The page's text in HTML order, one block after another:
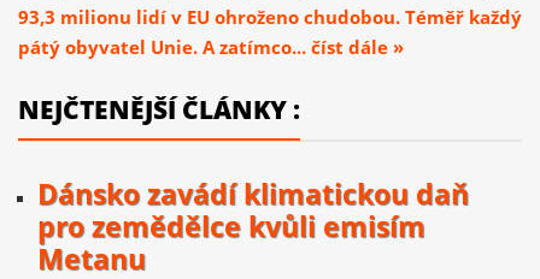
93,3 milionu lidí v EU ohroženo chudobou. Téměř každý
pátý obyvatel Unie. A zatímco... číst dále »
NEJČTENĚJŠÍ ČLÁNKY :
Dánsko zavádí klimatickou daň
pro zemědělce kvůli emisím
Metanu